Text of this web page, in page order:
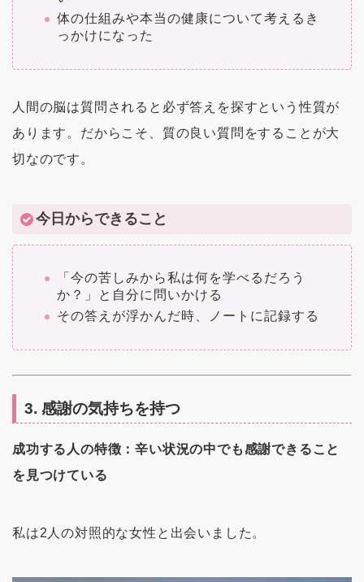
体の仕組みや本当の健康について考えるき
っかけになった
人間の脳は質問されると必ず答えを探すという性質が
あります。だからこそ、質の良い質問をすることが大
切なのです。
今日からできること
「今の苦しみから私は何を学べるだろう
か？」と自分に問いかける
その答えが浮かんだ時、ノートに記録する
3. 感謝の気持ちを持つ
成功する人の特徴：辛い状況の中でも感謝できること
を見つけている
私は2人の対照的な女性と出会いました。